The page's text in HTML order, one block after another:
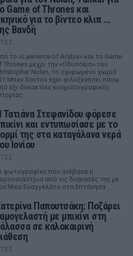
Game of Thrones και
για το βίντεο κλιπ ...
Βανδή
το «Lawrence of Arabia» και το Game
Thrones μέχρι την «Οδύσσεια» του
Nolan, το οχυρωμένο χωριό
Μπεν Χαντού έχει φιλοξενήσει πάνω
έξι δεκαετίες κινηματογραφικής
Τατιάνα Στεφανίδου φόρεσε
και εντυπωσίασε με το
της στα καταγάλανα νερά
Ιονίου
φωτογραφίες που ανέβασε η
από τις διακοπές της με
Νίκο Ευαγγελάτο στα Επτάνησα
Παπουτσάκη: Ποζάρει
με μπικίνι στη
σε καλοκαιρινή